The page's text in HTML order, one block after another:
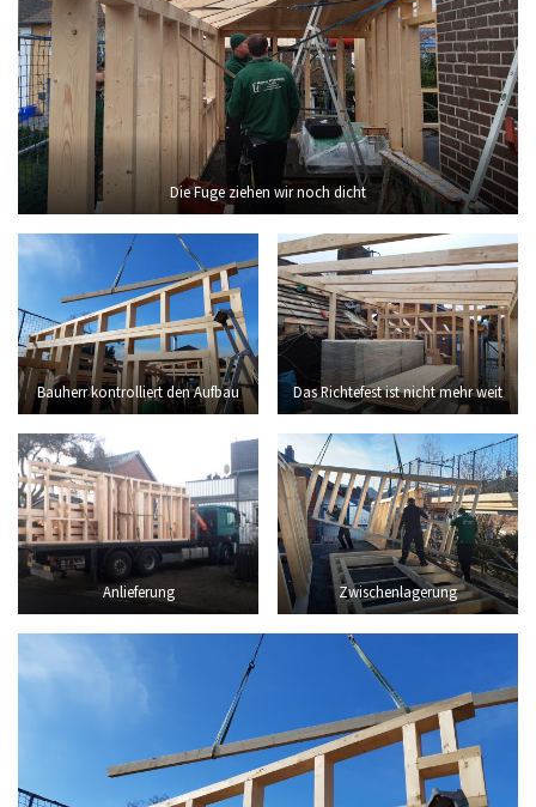
Die Fuge ziehen wir noch dicht
Bauherr kontrolliert den Aufbau Das Richtefest ist nicht mehr weit
Anlieferung Zwischenlagerung